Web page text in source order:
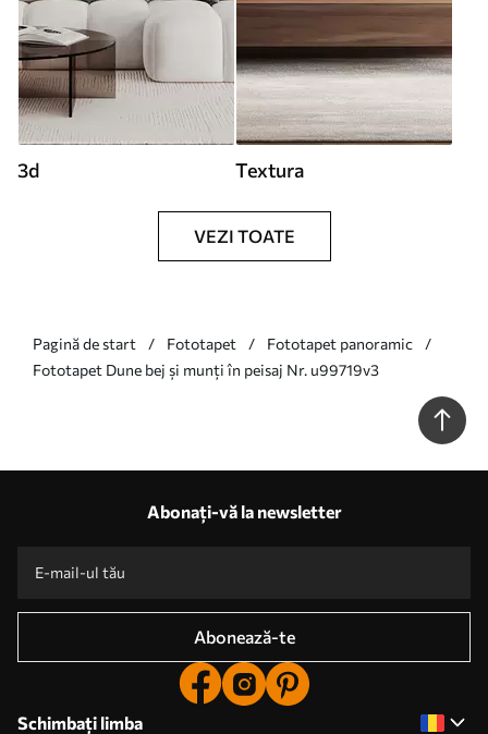
3d Textura
VEZI TOATE
Pagină de start Fototapet
Fototapet panoramic
Fototapet Dune bej și munți în peisaj Nr. u99719v3
Abonați-vă la newsletter
Abonează-te
Schimbați limba